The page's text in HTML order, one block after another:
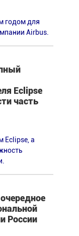
годом для
Airbus.
Eclipse
часть
Eclipse, а
России